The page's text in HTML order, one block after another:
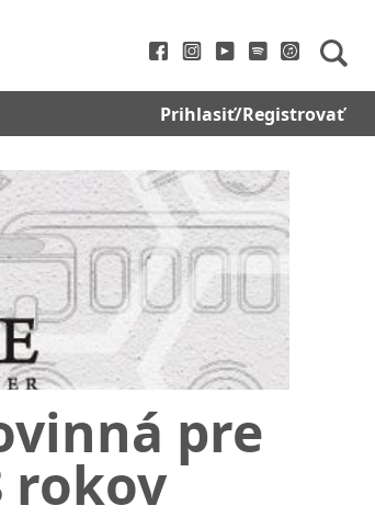
Prihlasiť/Registrovať
pre
rokov